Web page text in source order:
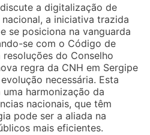
a digitalização de
a iniciativa trazida
se posiciona na vanguarda
se com o Código de
do Conselho
regra da CNH em Sergipe
necessária. Esta
harmonização da
nacionais, que têm
pode ser a aliada na
mais eficientes.